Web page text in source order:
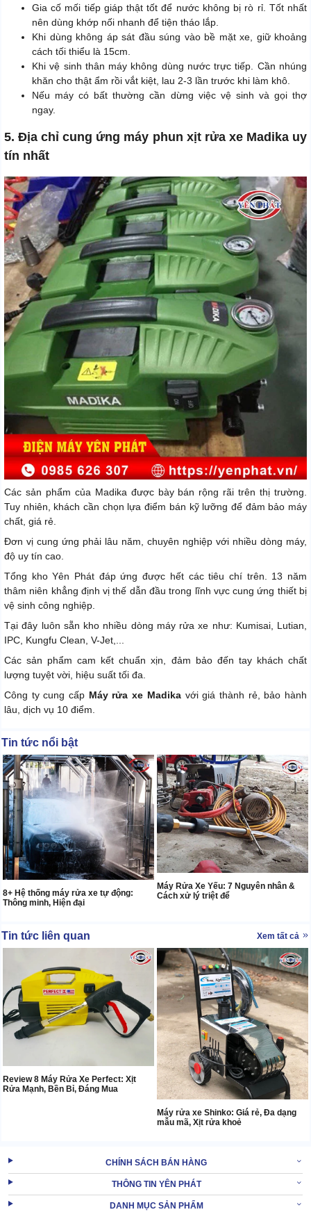
Gia cố mối tiếp giáp thật tốt để nước không bị rò rỉ. Tốt nhất
nên dùng khớp nối nhanh để tiện tháo lắp.
Khi dùng không áp sát đầu súng vào bề mặt xe, giữ khoảng
cách tối thiểu là 15cm.
Khi vệ sinh thân máy không dùng nước trực tiếp. Cần nhúng
khăn cho thật ẩm rồi vắt kiệt, lau 2-3 lần trước khi làm khô.
Nếu máy có bất thường cần dừng việc vệ sinh và gọi thợ
ngay.
5. Địa chỉ cung ứng máy phun xịt rửa xe Madika uy
tín nhất
Các sản phẩm của Madika được bày bán rộng rãi trên thị trường.
Tuy nhiên, khách cần chọn lựa điểm bán kỹ lưỡng để đảm bảo máy
chất, giá rẻ.
Đơn vị cung ứng phải lâu năm, chuyên nghiệp với nhiều dòng máy,
độ uy tín cao.
Tổng kho Yên Phát đáp ứng được hết các tiêu chí trên. 13 năm
thâm niên khẳng định vị thế dẫn đầu trong lĩnh vực cung ứng thiết bị
vệ sinh công nghiệp.
Tại đây luôn sẵn kho nhiều dòng máy rửa xe như: Kumisai, Lutian,
IPC, Kungfu Clean, V-Jet,...
Các sản phẩm cam kết chuẩn xịn, đảm bảo đến tay khách chất
lượng tuyệt vời, hiệu suất tối đa.
Công ty cung cấp Máy rửa xe Madikavới giá thành rẻ, bảo hành
lâu, dịch vụ 10 điểm.
Tin tức nổi bật
8+ Hệ thống máy rửa xe tự động:
Thông minh, Hiện đại
Máy Rửa Xe Yếu: 7 Nguyên nhân &
Cách xử lý triệt để
Tin tức liên quan Xem tất cả
Review 8 Máy Rửa Xe Perfect: Xịt
Rửa Mạnh, Bền Bỉ, Đáng Mua
Máy rửa xe Shinko: Giá rẻ, Đa dạng
mẫu mã, Xịt rửa khoẻ
CHÍNH SÁCH BÁN HÀNG
THÔNG TIN YÊN PHÁT
DANH MỤC SẢN PHẨM